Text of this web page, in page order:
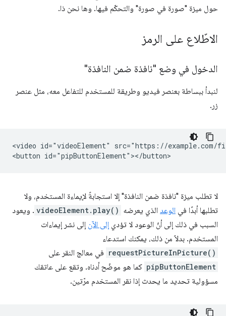
حول ميزة "صورة في صورة" والتحكّم فيها. وها نحن ذا.
الاطّلاع على الرمز
الدخول في وضع "نافذة ضمن النافذة"
لنبدأ ببساطة بعنصر فيديو وطريقة للمستخدم للتفاعل معه، مثل عنصر
زر.
<video id="videoElement" src="https://example.com/
لا تطلب ميزة "نافذة ضمن النافذة" إلا استجابةً لإيماءة المستخدم، ولا
تطلبها أبدًا في الوعد الذي يعرضه videoElement.play() . ويعود
السبب في ذلك إلى أنّ الوعود لا تؤدي إلى الآن إلى نشر إيماءات
المستخدم. بدلاً من ذلك، يمكنك استدعاء
requestPictureInPicture() في معالج النقر على
pipButtonElement كما هو موضّح أدناه. وتقع على عاتقك
مسؤولية تحديد ما يحدث إذا نقر المستخدم مرّتين.